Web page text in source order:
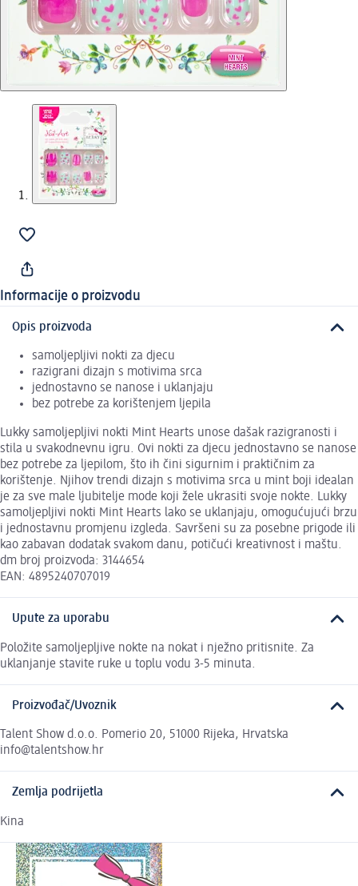
Informacije o proizvodu
Opis proizvoda
samoljepljivi nokti za djecu
razigrani dizajn s motivima srca
jednostavno se nanose i uklanjaju
bez potrebe za korištenjem ljepila
Lukky samoljepljivi nokti Mint Hearts unose dašak razigranosti i
stila u svakodnevnu igru. Ovi nokti za djecu jednostavno se nanose
bez potrebe za ljepilom, što ih čini sigurnim i praktičnim za
korištenje. Njihov trendi dizajn s motivima srca u mint boji idealan
je za sve male ljubitelje mode koji žele ukrasiti svoje nokte. Lukky
samoljepljivi nokti Mint Hearts lako se uklanjaju, omogućujući brzu
i jednostavnu promjenu izgleda. Savršeni su za posebne prigode ili
kao zabavan dodatak svakom danu, potičući kreativnost i maštu.
dm broj proizvoda: 3144654
EAN: 4895240707019
Upute za uporabu
Položite samoljepljive nokte na nokat i nježno pritisnite. Za
uklanjanje stavite ruke u toplu vodu 3-5 minuta.
Proizvođač/Uvoznik
Talent Show d.o.o. Pomerio 20, 51000 Rijeka, Hrvatska
info@talentshow.hr
Zemlja podrijetla
Kina